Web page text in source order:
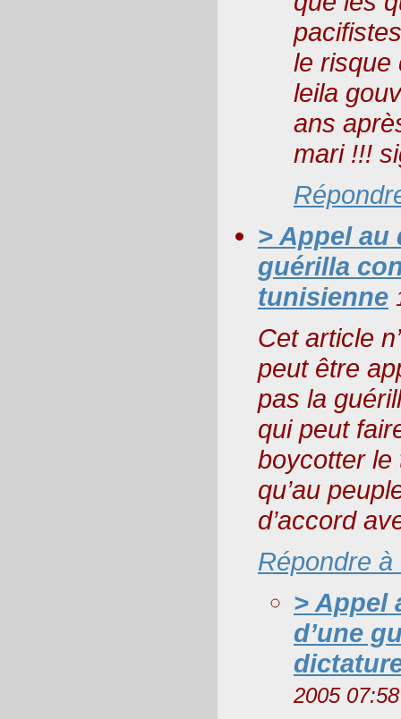
le risque
leila
ans
mari !!!
> Appel au
guérilla
tunisienne
Cet article
peut être
pas la
qui peut
boycotter le
qu’au
d’accord
Répondre
> Appel
d’une
2005 07:58